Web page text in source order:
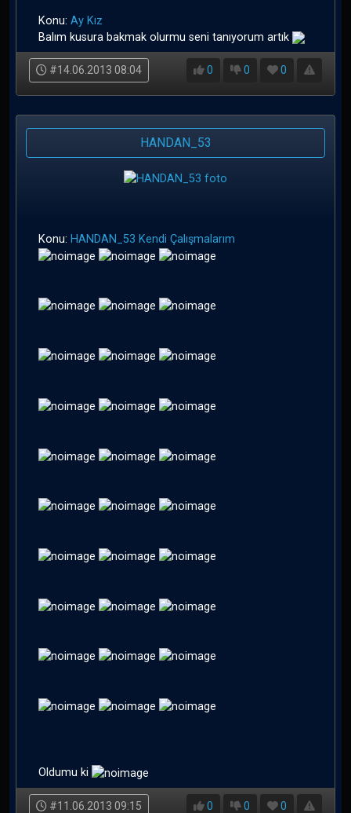
Konu: Ay Kız
Balım kusura bakmak olurmu seni tanıyorum artık
#14.06.2013 08:04 0 0 0
HANDAN_53
Konu: HANDAN_53 Kendi Çalışmalarım
Oldumu ki
#11.06.2013 09:15 0 0 0